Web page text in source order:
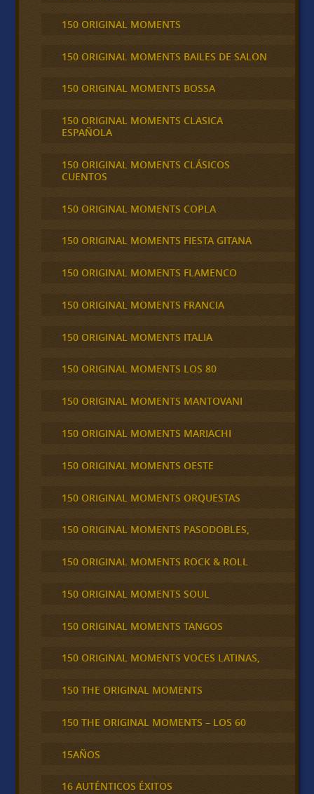
150 ORIGINAL MOMENTS
150 ORIGINAL MOMENTS BAILES DE SALON
150 ORIGINAL MOMENTS BOSSA
150 ORIGINAL MOMENTS CLASICA
ESPAÑOLA
150 ORIGINAL MOMENTS CLÁSICOS
CUENTOS
150 ORIGINAL MOMENTS COPLA
150 ORIGINAL MOMENTS FIESTA GITANA
150 ORIGINAL MOMENTS FLAMENCO
150 ORIGINAL MOMENTS FRANCIA
150 ORIGINAL MOMENTS ITALIA
150 ORIGINAL MOMENTS LOS 80
150 ORIGINAL MOMENTS MANTOVANI
150 ORIGINAL MOMENTS MARIACHI
150 ORIGINAL MOMENTS OESTE
150 ORIGINAL MOMENTS ORQUESTAS
150 ORIGINAL MOMENTS PASODOBLES,
150 ORIGINAL MOMENTS ROCK & ROLL
150 ORIGINAL MOMENTS SOUL
150 ORIGINAL MOMENTS TANGOS
150 ORIGINAL MOMENTS VOCES LATINAS,
150 THE ORIGINAL MOMENTS
150 THE ORIGINAL MOMENTS – LOS 60
15AÑOS
16 AUTÉNTICOS ÉXITOS